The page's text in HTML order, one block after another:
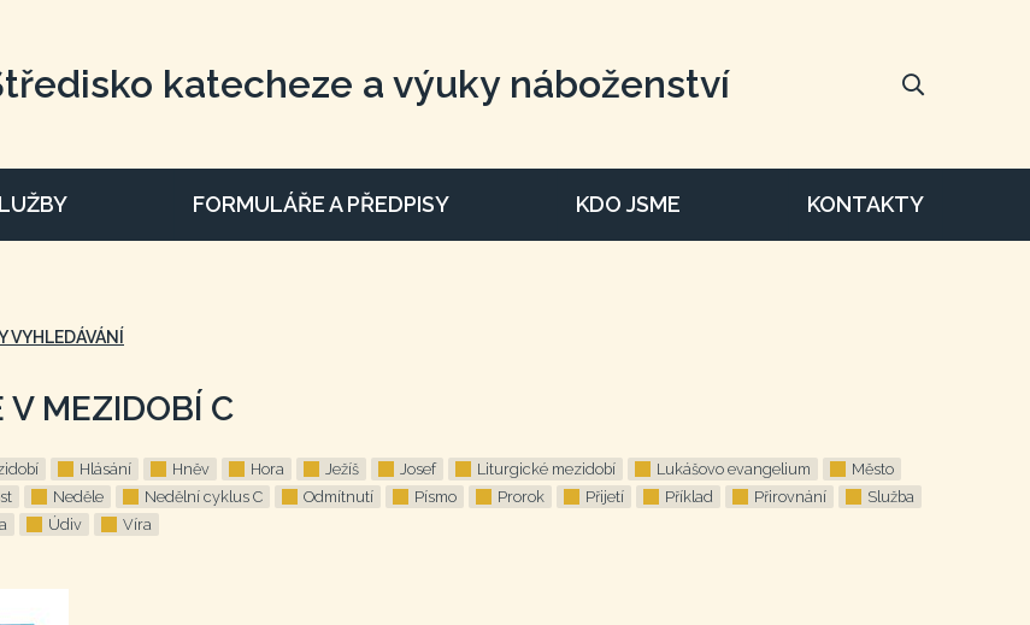
katecheze a výuky náboženství
FORMULÁŘE A PŘEDPISY KDO JSME KONTAKTY
VYHLEDÁVÁNÍ
V MEZIDOBÍ C
Hlásání Hněv Hora Ježíš Josef Liturgické mezidobí Lukášovo evangelium
Město
Neděle Nedělní cyklus C Odmítnutí Písmo Prorok Přijetí Příklad Přirovnání
Služba
Údiv Víra